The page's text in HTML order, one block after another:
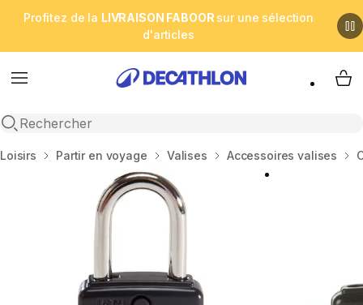
Profitez de la LIVRAISON FABOOR sur une sélection
d'articles
Menu
Open search
My
Accueil
Loisirs Partir en voyage Valises Accessoires valises